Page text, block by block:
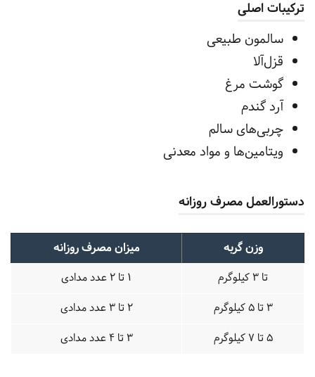
ترکیبات اصلی
سالمون طبیعی
قزل‌آلا
گوشت مرغ
آرد گندم
چربی‌های سالم
ویتامین‌ها و مواد معدنی
دستورالعمل مصرف روزانه
وزن گربه میزان مصرف روزانه
تا 3 کیلوگرم
1 تا 2 عدد مدادی
3 تا 5 کیلوگرم
2 تا 3 عدد مدادی
5 تا 7 کیلوگرم
3 تا 4 عدد مدادی